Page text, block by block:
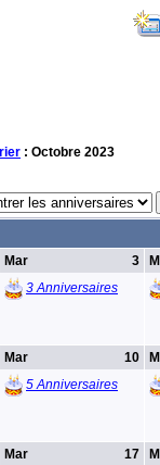
: Octobre 2023
3
Mar
3 Anniversaires
10
Mar
5 Anniversaires
17
Mar